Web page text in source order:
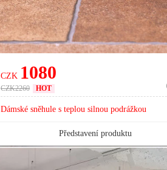
Liu** Koupit Succ 25Před minutami
Liu** Koupit Succ 8 Před minutami
林** Koupit Succ 14Před minutami
Chen** Koupit Succ 10Před minutami
Liu** Koupit Succ 12Před minutami
Polévka** Koupit Succ 25Před minutami
张** Koupit Succ 19Před minutami
CZK 1080
CZK2260 HOT
Dámské sněhule s teplou silnou podrážkou
Představení produktu